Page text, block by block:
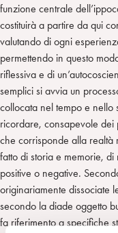
funzione centrale
costituirà a partire da qui
valutando di ogni
permettendo in questo
riflessiva e di
semplici si avvia un
collocata nel tempo e nello
ricordare, consapevole dei
che corrisponde alla realtà
fatto di storia e memorie,
positive o negative.
originariamente dissociate
secondo la diade oggetto
fa riferimento a specifiche